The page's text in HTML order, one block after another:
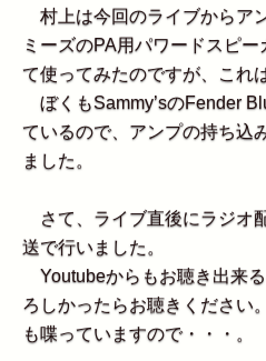
村上は今回のライブからア
ミーズのPA用パワードスピ
て使ってみたのですが、これ
ぼくもSammy’sのFender
ているので、アンプの持ち込
ました。
さて、ライブ直後にラジオ
送で行いました。
Youtubeからもお聴き出来
ろしかったらお聴きください
も喋っていますので・・・。